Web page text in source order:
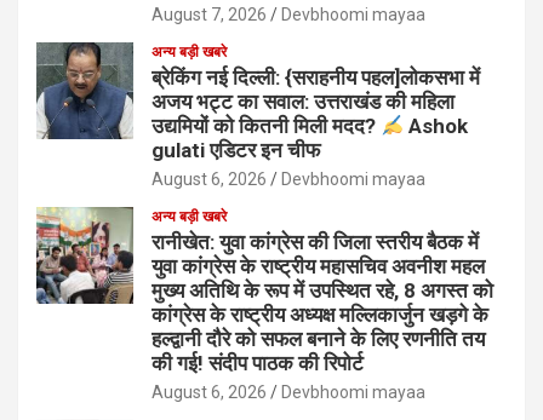
August 7, 2026 Devbhoomi mayaa
अन्य बड़ी खबरे
ब्रेकिंग नई दिल्ली: {सराहनीय पहल]लोकसभा में
अजय भट्ट का सवाल: उत्तराखंड की महिला
उद्यमियों को कितनी मिली मदद?
Ashok
gulati एडिटर इन चीफ
August 6, 2026 Devbhoomi mayaa
अन्य बड़ी खबरे
रानीखेत: युवा कांग्रेस की जिला स्तरीय बैठक में
युवा कांग्रेस के राष्ट्रीय महासचिव अवनीश महल
मुख्य अतिथि के रूप में उपस्थित रहे, 8 अगस्त को
कांग्रेस के राष्ट्रीय अध्यक्ष मल्लिकार्जुन खड़गे के
हल्द्वानी दौरे को सफल बनाने के लिए रणनीति तय
की गई! संदीप पाठक की रिपोर्ट
August 6, 2026 Devbhoomi mayaa